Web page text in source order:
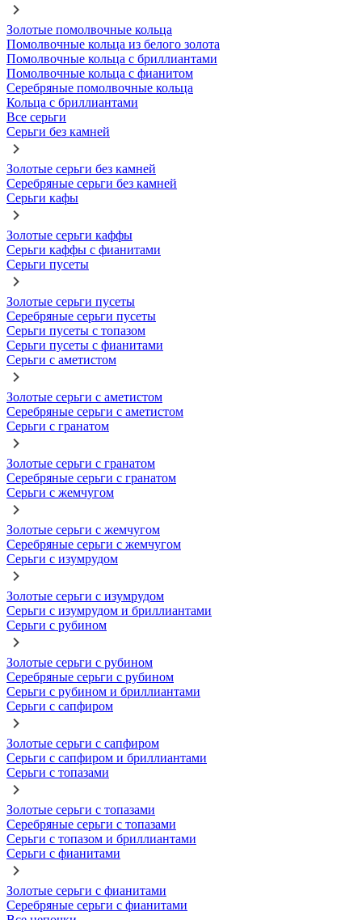
Золотые помолвочные кольца
Помолвочные кольца из белого золота
Помолвочные кольца с бриллиантами
Помолвочные кольца с фианитом
Серебряные помолвочные кольца
Кольца с бриллиантами
Все серьги
Серьги без камней
Золотые серьги без камней
Серебряные серьги без камней
Серьги кафы
Золотые серьги каффы
Серьги каффы с фианитами
Серьги пусеты
Золотые серьги пусеты
Серебряные серьги пусеты
Серьги пусеты с топазом
Серьги пусеты с фианитами
Серьги с аметистом
Золотые серьги с аметистом
Серебряные серьги с аметистом
Серьги с гранатом
Золотые серьги с гранатом
Серебряные серьги с гранатом
Серьги с жемчугом
Золотые серьги с жемчугом
Серебряные серьги с жемчугом
Серьги с изумрудом
Золотые серьги с изумрудом
Серьги с изумрудом и бриллиантами
Серьги с рубином
Золотые серьги с рубином
Серебряные серьги с рубином
Серьги с рубином и бриллиантами
Серьги с сапфиром
Золотые серьги с сапфиром
Серьги с сапфиром и бриллиантами
Серьги с топазами
Золотые серьги с топазами
Серебряные серьги с топазами
Серьги с топазом и бриллиантами
Серьги с фианитами
Золотые серьги с фианитами
Серебряные серьги с фианитами